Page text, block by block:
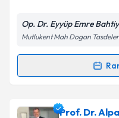
Kişisel
kapsamda
Op. Dr. Eyyüp Emre
Mutlukent Mah Dogan
Randevu
Op. Dr. Eyyüp
Prof. Dr.